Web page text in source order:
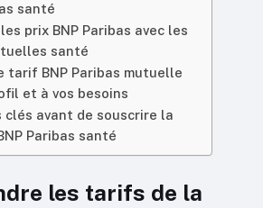
santé
prix BNP Paribas avec les
santé
tarif BNP Paribas mutuelle
et à vos besoins
clés avant de souscrire la
Paribas santé
les tarifs de la